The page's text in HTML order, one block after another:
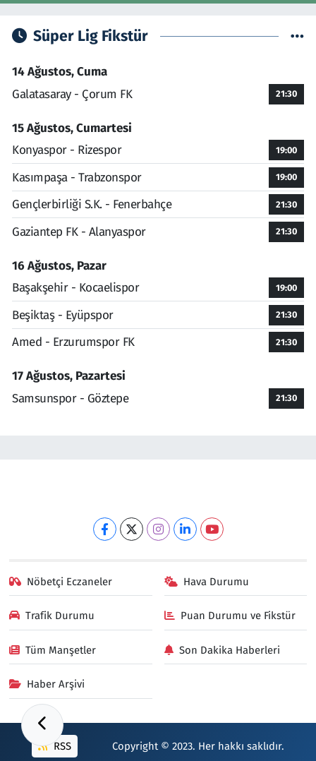
Süper Lig Fikstür
14 Ağustos, Cuma
Galatasaray - Çorum FK
21:30
15 Ağustos, Cumartesi
Konyaspor - Rizespor
19:00
Kasımpaşa - Trabzonspor 19:00
Gençlerbirliği S.K. - Fenerbahçe 21:30
Gaziantep FK - Alanyaspor 21:30
16 Ağustos, Pazar
Başakşehir - Kocaelispor
19:00
Beşiktaş - Eyüpspor 21:30
Amed - Erzurumspor FK 21:30
17 Ağustos, Pazartesi
Samsunspor - Göztepe
21:30
Nöbetçi Eczaneler Hava Durumu
Trafik Durumu Puan Durumu ve Fikstür
Tüm Manşetler Son Dakika Haberleri
Haber Arşivi
RSS Copyright © 2023. Her hakkı saklıdır.